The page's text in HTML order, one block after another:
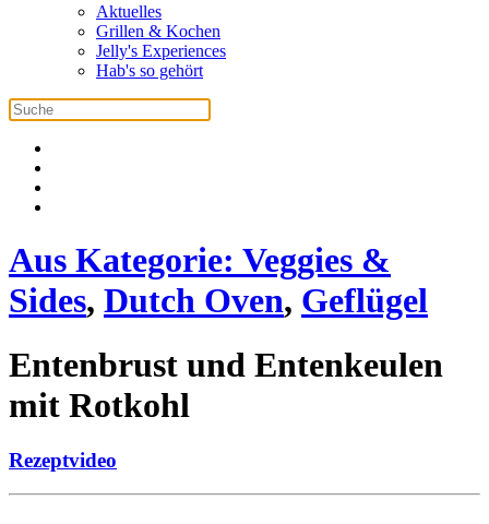
Aktuelles
Grillen & Kochen
Jelly's Experiences
Hab's so gehört
Aus Kategorie: Veggies &
Sides, Dutch Oven, Geflügel
Entenbrust und Entenkeulen
mit Rotkohl
Rezeptvideo